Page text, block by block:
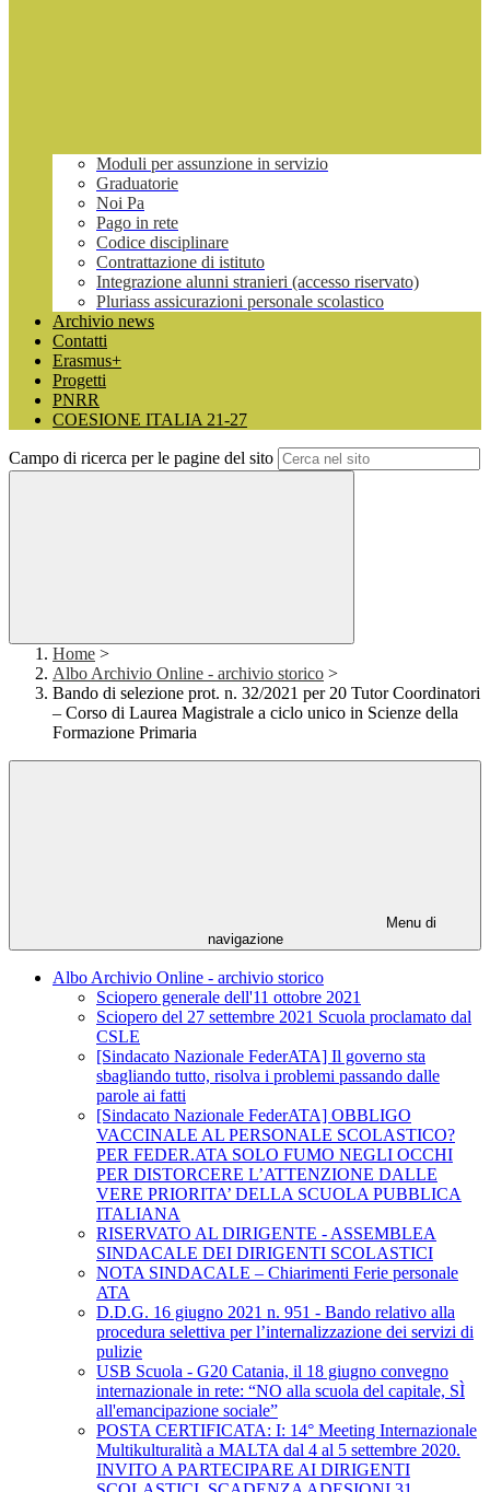
Moduli per assunzione in servizio
Graduatorie
Noi Pa
Pago in rete
Codice disciplinare
Contrattazione di istituto
Integrazione alunni stranieri (accesso riservato)
Pluriass assicurazioni personale scolastico
Archivio news
Contatti
Erasmus+
Progetti
PNRR
COESIONE ITALIA 21-27
Campo di ricerca per le pagine del sito
Home >
Albo Archivio Online - archivio storico >
Bando di selezione prot. n. 32/2021 per 20 Tutor Coordinatori
– Corso di Laurea Magistrale a ciclo unico in Scienze della
Formazione Primaria
Menu di
navigazione
Albo Archivio Online - archivio storico
Sciopero generale dell'11 ottobre 2021
Sciopero del 27 settembre 2021 Scuola proclamato dal
CSLE
[Sindacato Nazionale FederATA] Il governo sta
sbagliando tutto, risolva i problemi passando dalle
parole ai fatti
[Sindacato Nazionale FederATA] OBBLIGO
VACCINALE AL PERSONALE SCOLASTICO?
PER FEDER.ATA SOLO FUMO NEGLI OCCHI
PER DISTORCERE L’ATTENZIONE DALLE
VERE PRIORITA’ DELLA SCUOLA PUBBLICA
ITALIANA
RISERVATO AL DIRIGENTE - ASSEMBLEA
SINDACALE DEI DIRIGENTI SCOLASTICI
NOTA SINDACALE – Chiarimenti Ferie personale
ATA
D.D.G. 16 giugno 2021 n. 951 - Bando relativo alla
procedura selettiva per l’internalizzazione dei servizi di
pulizie
USB Scuola - G20 Catania, il 18 giugno convegno
internazionale in rete: “NO alla scuola del capitale, SÌ
all'emancipazione sociale”
POSTA CERTIFICATA: I: 14° Meeting Internazionale
Multikulturalità a MALTA dal 4 al 5 settembre 2020.
INVITO A PARTECIPARE AI DIRIGENTI